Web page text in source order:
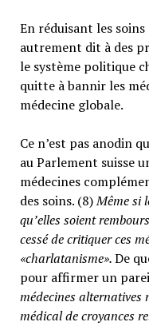
En réduisant les
autrement dit à des
le système politique
quitte à bannir les
médecine globale.
Ce n’est pas anodin
au Parlement suisse
médecines
des soins. (8)Même si
qu’elles soient
cessé de critiquer ces
«charlatanisme».De
pour affirmer un
médecines alternatives
médical de croyances